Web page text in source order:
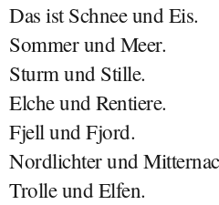
Das ist Schnee und Eis.
Sommer und Meer.
Sturm und Stille.
Elche und Rentiere.
Fjell und Fjord.
Nordlichter und
Trolle und Elfen.